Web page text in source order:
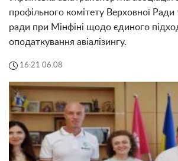
профільного комітету Верховної Ради
ради при Мінфіні щодо єдиного
оподаткування авіалізингу.
16:21 06.08